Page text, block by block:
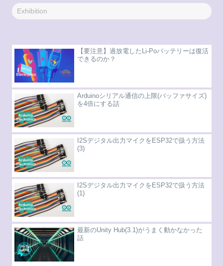
Exhibition
【要注意】過放電したLi-Poバッテリーは復活
できるのか？
Arduinoシリアル通信の上限(バッファサイズ)
を4倍にする話
I2Sデジタル出力マイクをESP32で扱う方法
(3)
I2Sデジタル出力マイクをESP32で扱う方法
(1)
最新のUnity Hub(3.1)がうまく動かなかった
話